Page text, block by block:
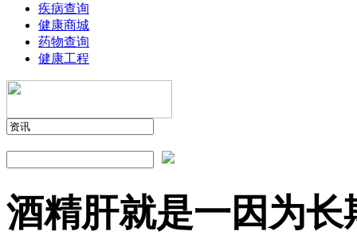
疾病查询
健康商城
药物查询
健康工程
酒精肝就是一因为